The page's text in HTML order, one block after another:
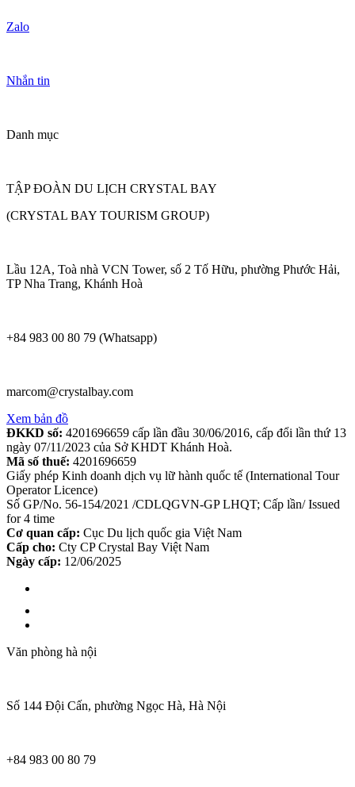
Zalo
Nhắn tin
Danh mục
TẬP ĐOÀN DU LỊCH CRYSTAL BAY
(CRYSTAL BAY TOURISM GROUP)
Lầu 12A, Toà nhà VCN Tower, số 2 Tố Hữu, phường Phước Hải,
TP Nha Trang, Khánh Hoà
+84 983 00 80 79 (Whatsapp)
marcom@crystalbay.com
Xem bản đồ
ĐKKD số: 4201696659 cấp lần đầu 30/06/2016, cấp đổi lần thứ 13
ngày 07/11/2023 của Sở KHDT Khánh Hoà.
Mã số thuế: 4201696659
Giấy phép Kinh doanh dịch vụ lữ hành quốc tế (International Tour
Operator Licence)
Số GP/No. 56-154/2021 /CDLQGVN-GP LHQT; Cấp lần/ Issued
for 4 time
Cơ quan cấp: Cục Du lịch quốc gia Việt Nam
Cấp cho: Cty CP Crystal Bay Việt Nam
Ngày cấp: 12/06/2025
Văn phòng hà nội
Số 144 Đội Cấn, phường Ngọc Hà, Hà Nội
+84 983 00 80 79